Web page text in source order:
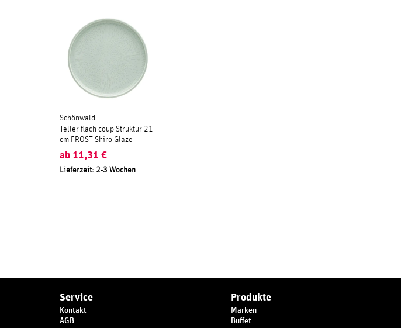
Schönwald
Teller flach coup Struktur 21
cm FROST Shiro Glaze
ab 11,31 €
Lieferzeit: 2-3 Wochen
Service
Kontakt
AGB
Produkte
Marken
Buffet